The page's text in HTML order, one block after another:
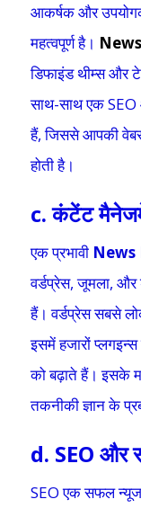
आकर्षक और
महत्वपूर्ण है।
डिफाइंड थीम्स
साथ-साथ एक SEO
हैं, जिससे आपकी
होती है।
c. कंटेंट
एक प्रभावी
वर्डप्रेस, जूमला,
हैं। वर्डप्रेस सबसे
इसमें हजारों
को बढ़ाते हैं। इसके
तकनीकी ज्ञान के
d. SEO और
SEO एक सफल न्यूज